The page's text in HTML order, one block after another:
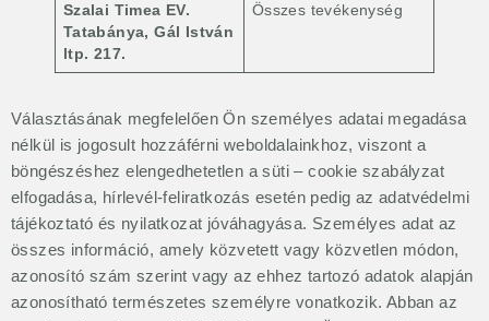
Szalai Timea EV.
Tatabánya, Gál István
ltp. 217.
Összes tevékenység
Választásának megfelelően Ön személyes adatai megadása
nélkül is jogosult hozzáférni weboldalainkhoz, viszont a
böngészéshez elengedhetetlen a süti – cookie szabályzat
elfogadása, hírlevél-feliratkozás esetén pedig az adatvédelmi
tájékoztató és nyilatkozat jóváhagyása. Személyes adat az
összes információ, amely közvetett vagy közvetlen módon,
azonosító szám szerint vagy az ehhez tartozó adatok alapján
azonosítható természetes személyre vonatkozik. Abban az